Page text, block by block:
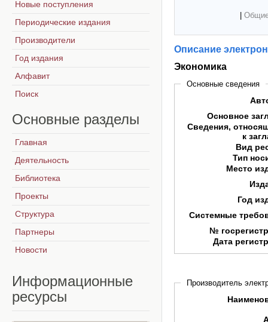
Описание
Экономика
Основные сведения
Основное
Сведения,
к
Вид
Тип
Место
Год
Системные
№
Дата
Производитель
Новые поступления
Периодические издания
Производители
Год издания
Алфавит
Поиск
Основные разделы
Главная
Деятельность
Библиотека
Проекты
Структура
Партнеры
Новости
Информационные
ресурсы